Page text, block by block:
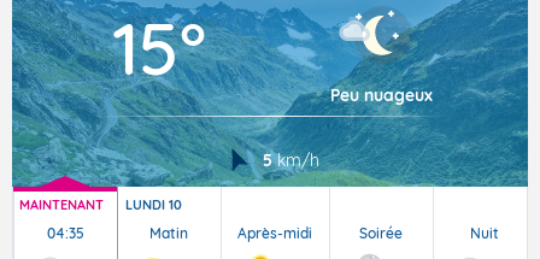
15°
Peu nuageux
5 km/h
MAINTENANT
04:35
LUNDI 10
Matin Après-midi Soirée Nuit